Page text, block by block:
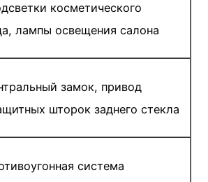
косметического
лампы освещения салона
замок, привод
шторок заднего стекла
система